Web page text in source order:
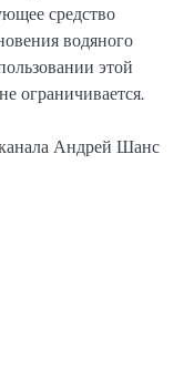
средство
водяного
этой
ограничивается.
Андрей Шанс